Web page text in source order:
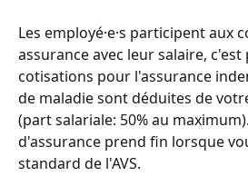
Les employé⸱e⸱s participent aux
assurance avec leur salaire,
cotisations pour l'assurance
de maladie sont déduites de
(part salariale: 50% au
d'assurance prend fin lorsque
standard de l'AVS.